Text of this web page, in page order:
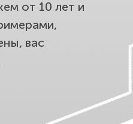
от 10 лет и
вас